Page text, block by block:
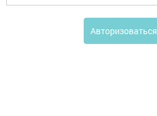
Авторизоваться